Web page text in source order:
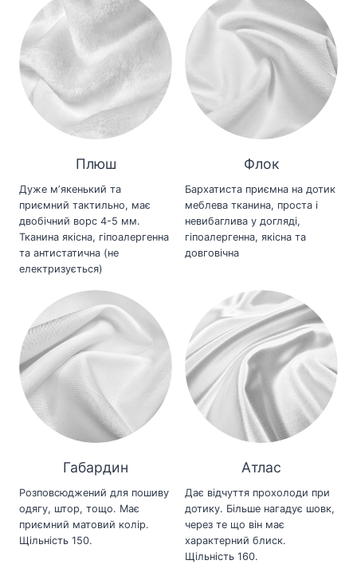
Плюш
Дуже мʼякенький та
приємний тактильно, має
двобічний ворс 4-5 мм.
Тканина якісна, гіпоалергенна
та антистатична (не
електризується)
Флок
Бархатиста приємна на дотик
меблева тканина, проста і
невибаглива у догляді,
гіпоалергенна, якісна та
довговічна
Габардин
Розповсюджений для пошиву
одягу, штор, тощо. Має
приємний матовий колір.
Щільність 150.
Атлас
Дає відчуття прохолоди при
дотику. Більше нагадує шовк,
через те що він має
характерний блиск.
Щільність 160.